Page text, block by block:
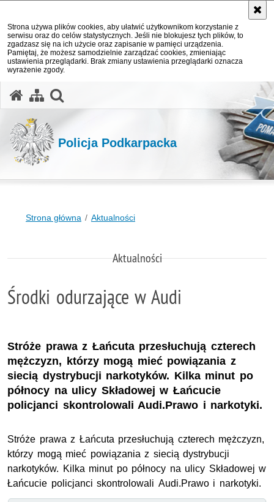
Strona używa plików cookies, aby ułatwić użytkownikom korzystanie z
serwisu oraz do celów statystycznych. Jeśli nie blokujesz tych plików, to
zgadzasz się na ich użycie oraz zapisanie w pamięci urządzenia.
Pamiętaj, że możesz samodzielnie zarządzać cookies, zmieniając
ustawienia przeglądarki. Brak zmiany ustawienia przeglądarki oznacza
wyrażenie zgody.
Policja Podkarpacka
Strona główna Aktualności
Aktualności
Środki odurzające w Audi
Stróże prawa z Łańcuta przesłuchują czterech
mężczyzn, którzy mogą mieć powiązania z
siecią dystrybucji narkotyków. Kilka minut po
północy na ulicy Składowej w Łańcucie
policjanci skontrolowali Audi.Prawo i narkotyki.
Stróże prawa z Łańcuta przesłuchują czterech mężczyzn,
którzy mogą mieć powiązania z siecią dystrybucji
narkotyków. Kilka minut po północy na ulicy Składowej w
Łańcucie policjanci skontrolowali Audi.Prawo i narkotyki.